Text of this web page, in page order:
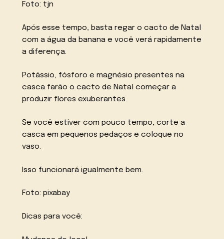
Foto: tjn
Após esse tempo, basta regar o cacto de Natal
com a água da banana e você verá rapidamente
a diferença.
Potássio, fósforo e magnésio presentes na
casca farão o cacto de Natal começar a
produzir flores exuberantes.
Se você estiver com pouco tempo, corte a
casca em pequenos pedaços e coloque no
vaso.
Isso funcionará igualmente bem.
Foto: pixabay
Dicas para você: